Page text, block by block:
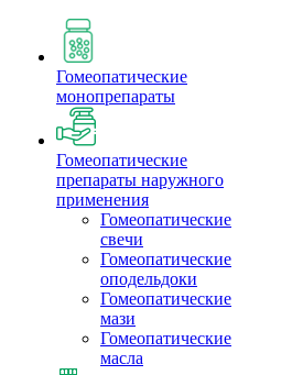
Гомеопатические
монопрепараты
Гомеопатические
препараты наружного
применения
Гомеопатические
свечи
Гомеопатические
оподельдоки
Гомеопатические
мази
Гомеопатические
масла